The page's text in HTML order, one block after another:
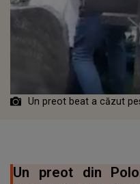
Un preot beat a căzut
Un preot din